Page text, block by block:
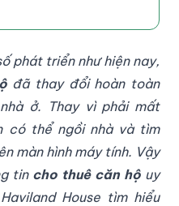
phát triển như hiện nay,
đã thay đổi hoàn toàn
ở. Thay vì phải mất
có thể ngồi nhà và tìm
màn hình máy tính. Vậy
tin cho thuê căn hộ uy
House tìm hiểu